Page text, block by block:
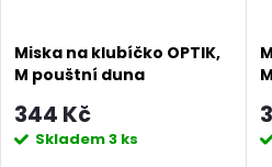
Miska na klubíčko OPTIK,
M pouštní duna
344 Kč
Skladem3 ks